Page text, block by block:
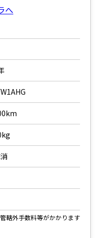
へ
轄外手数料等がかかります